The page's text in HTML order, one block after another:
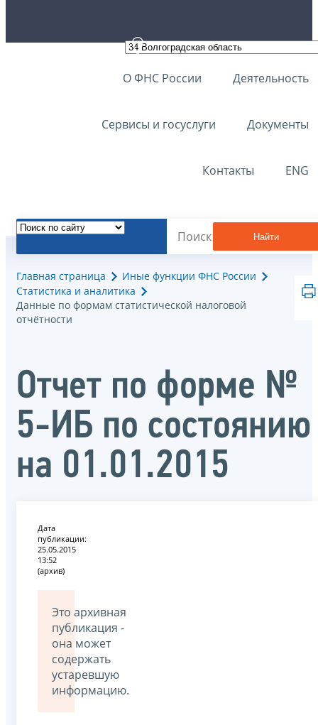
О ФНС России Деятельность
Сервисы и госуслуги Документы
Контакты ENG
Найти
Главная страница
Иные функции ФНС России
Статистика и аналитика
Данные по формам статистической налоговой
отчётности
Отчет по форме №
5-ИБ по состоянию
на 01.01.2015
Дата
публикации:
25.05.2015
13:52
(архив)
Это архивная
публикация -
она может
содержать
устаревшую
информацию.